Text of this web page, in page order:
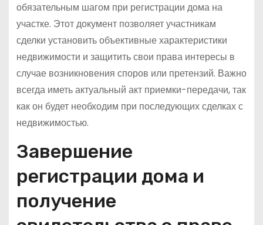
обязательным шагом при регистрации дома на
участке. Этот документ позволяет участникам
сделки установить объективные характеристики
недвижимости и защитить свои права интересы в
случае возникновения споров или претензий. Важно
всегда иметь актуальный акт приемки-передачи, так
как он будет необходим при последующих сделках с
недвижимостью.
Завершение
регистрации дома и
получение